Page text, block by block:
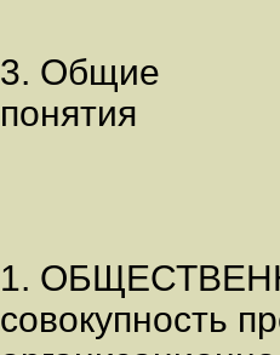
3. Общие
понятия
1.
совокупность